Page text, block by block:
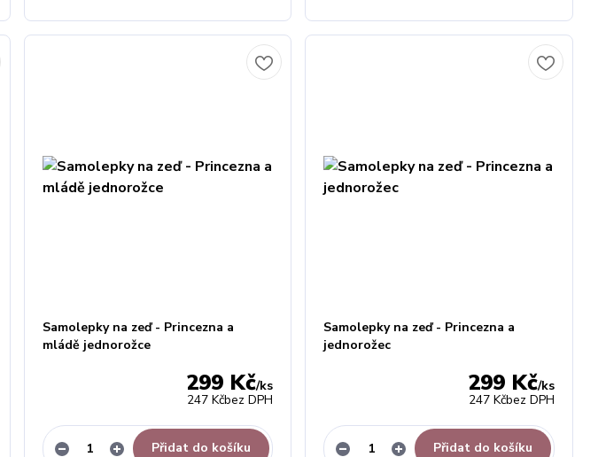
Samolepky na zeď - Princezna a
mládě jednorožce
299 Kč/ks
247 Kčbez DPH
Přidat do košíku
Samolepky na zeď - Princezna a
jednorožec
299 Kč/ks
247 Kčbez DPH
Přidat do košíku